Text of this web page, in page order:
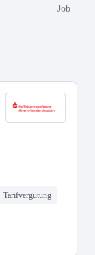
Job
Tarifvergütung